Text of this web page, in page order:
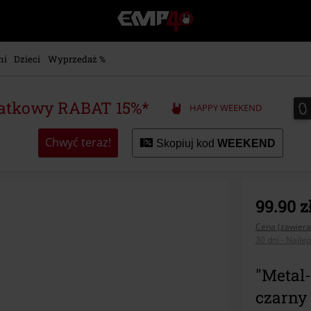
EMP
-
Merch
Seriali
Gier
Dzieci Wyprzedaż %
RABAT 15%* HAPPY WEEKEND 0
0
Chwyć teraz! Skopiuj kod WEEKEND
99.90
Cena
30 dni -
czarny